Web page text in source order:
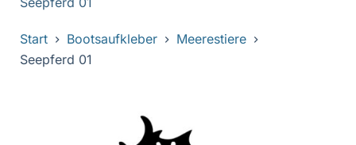
Start Bootsaufkleber
Meerestiere
Seepferd 01